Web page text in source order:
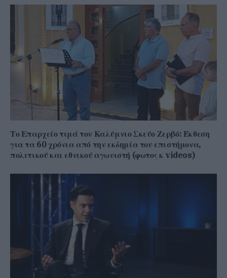
Το Επαρχείο τιμά τον Καλύμνιο Σκεύο Ζερβό: Έκθεση
για τα 60 χρόνια από την εκδημία του επιστήμονα,
πολιτικού και εθνικού αγωνιστή (φωτος κ videos)